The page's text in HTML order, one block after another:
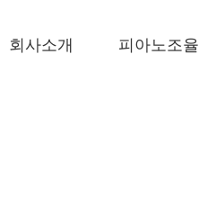
회사소개 피아노조율